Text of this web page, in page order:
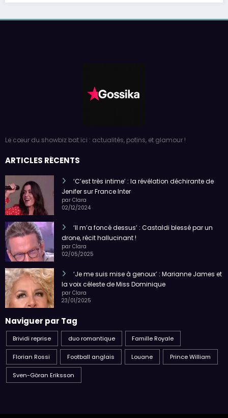
Le cœur du showbiz bat ici : actualités, potins, et glamour !
ARTICLES RÉCENTS
‘C’est très intime’ : la révélation déchirante de
Jenifer sur France Inter
par Clara
02/12/2024
‘Il m’a foncé dessus’ : Castaldi blessé par un
drone, récit hallucinant !
par Clara
02/05/2025
‘Je me suis mise à genoux’ : Marianne James et
la voix céleste de Miss Dominique
par Clara
23/01/2025
Naviguer par Tag
Brividi reprise duo romantique Famille Royale
Florian Rossi Football anglais Louane Prince William
Sven-Göran Eriksson